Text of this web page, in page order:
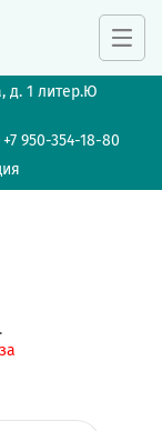
д. 1 литер.Ю
+7 950-354-18-80